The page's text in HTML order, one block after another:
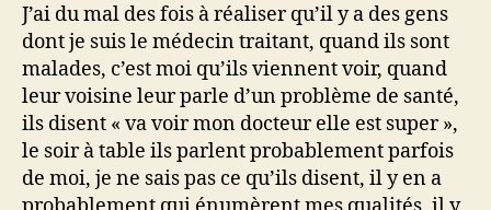
J’ai du mal des fois à réaliser qu’il y a des gens
dont je suis le médecin traitant, quand ils sont
malades, c’est moi qu’ils viennent voir, quand
leur voisine leur parle d’un problème de santé,
ils disent « va voir mon docteur elle est super »,
le soir à table ils parlent probablement parfois
de moi, je ne sais pas ce qu’ils disent, il y en a